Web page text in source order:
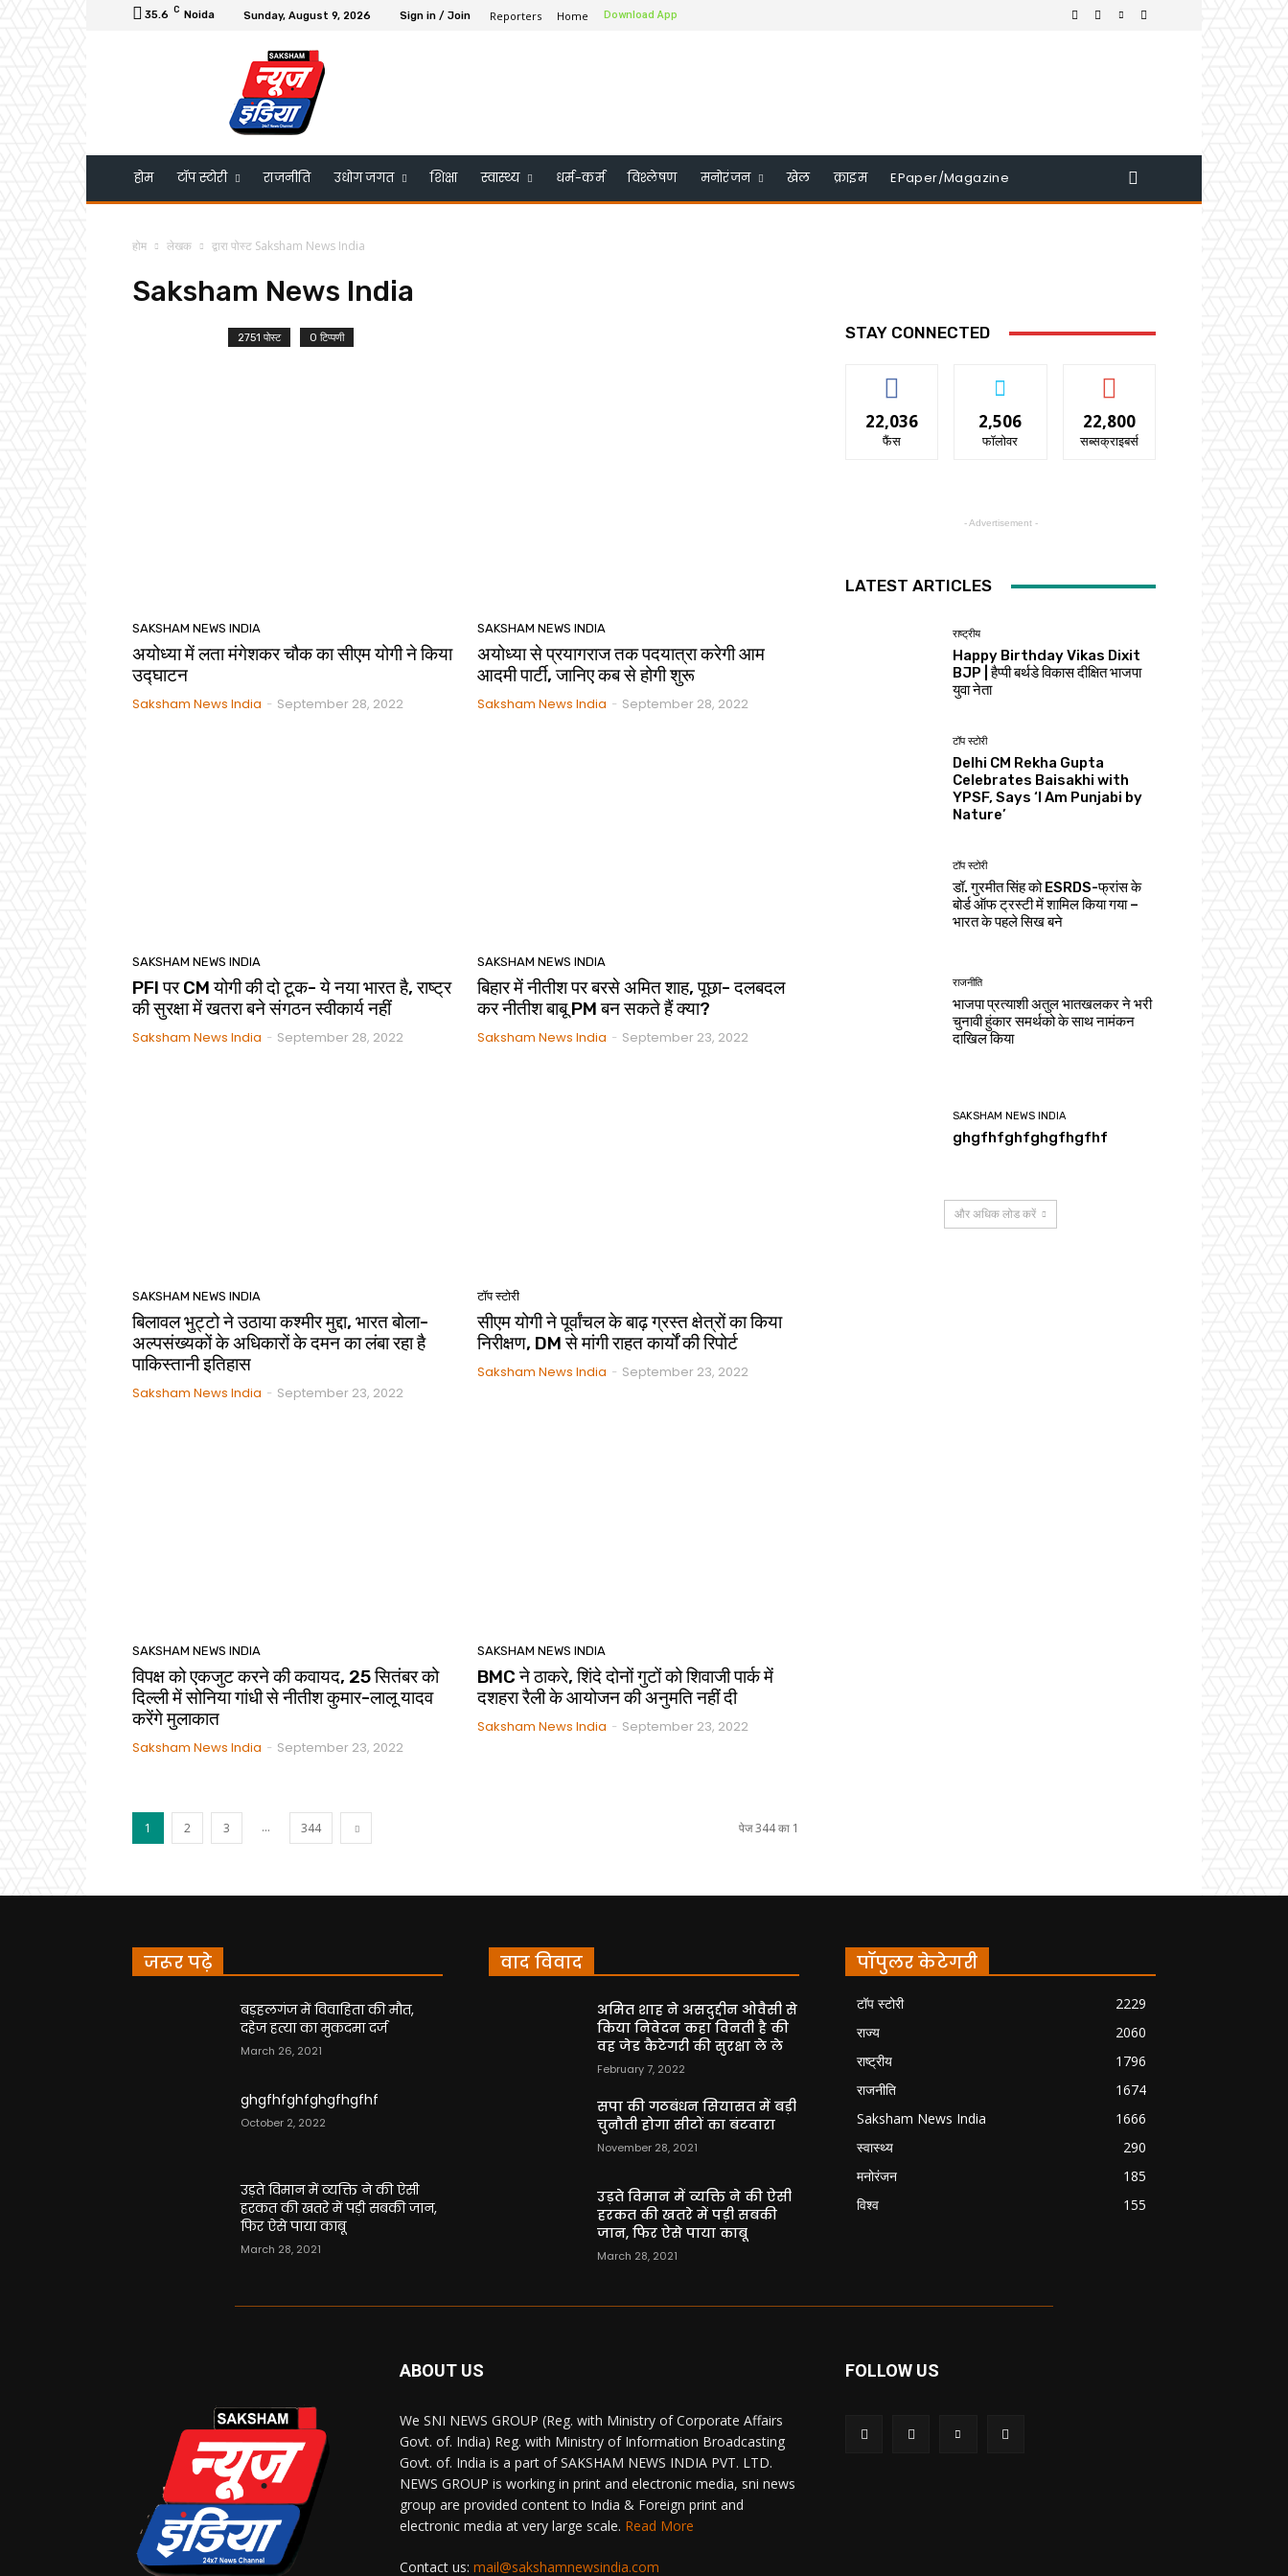
35.6 C Noida Sunday, August 9, 2026 Sign in / Join Reporters Home Download App
होम टॉप स्टोरी राजनीति उधोग जगत शिक्षा स्वास्थ्य धर्म-कर्म विश्लेषण मनोरंजन खेल क्राइम EPaper/Magazine
होम लेखक द्वारा पोस्ट Saksham News India
Saksham News India
2751 पोस्ट 0 टिप्पणी
SAKSHAM NEWS INDIA
अयोध्या में लता मंगेशकर चौक का सीएम योगी ने किया
उद्घाटन
Saksham News India - September 28, 2022
SAKSHAM NEWS INDIA
अयोध्या से प्रयागराज तक पदयात्रा करेगी आम
आदमी पार्टी, जानिए कब से होगी शुरू
Saksham News India - September 28, 2022
SAKSHAM NEWS INDIA
PFI पर CM योगी की दो टूक- ये नया भारत है, राष्ट्र
की सुरक्षा में खतरा बने संगठन स्वीकार्य नहीं
Saksham News India - September 28, 2022
SAKSHAM NEWS INDIA
बिहार में नीतीश पर बरसे अमित शाह, पूछा- दलबदल
कर नीतीश बाबू PM बन सकते हैं क्या?
Saksham News India - September 23, 2022
SAKSHAM NEWS INDIA
बिलावल भुट्टो ने उठाया कश्मीर मुद्दा, भारत बोला-
अल्पसंख्यकों के अधिकारों के दमन का लंबा रहा है
पाकिस्तानी इतिहास
Saksham News India - September 23, 2022
टॉप स्टोरी
सीएम योगी ने पूर्वांचल के बाढ़ ग्रस्त क्षेत्रों का किया
निरीक्षण, DM से मांगी राहत कार्यों की रिपोर्ट
Saksham News India - September 23, 2022
SAKSHAM NEWS INDIA
विपक्ष को एकजुट करने की कवायद, 25 सितंबर को
दिल्ली में सोनिया गांधी से नीतीश कुमार-लालू यादव
करेंगे मुलाकात
Saksham News India - September 23, 2022
SAKSHAM NEWS INDIA
BMC ने ठाकरे, शिंदे दोनों गुटों को शिवाजी पार्क में
दशहरा रैली के आयोजन की अनुमति नहीं दी
Saksham News India - September 23, 2022
1 2 3 ... 344 पेज 344 का 1
STAY CONNECTED
22,036
फैंस
2,506
फॉलोवर
22,800
सब्सक्राइबर्स
- Advertisement -
LATEST ARTICLES
राष्ट्रीय
Happy Birthday Vikas Dixit
BJP | हैप्पी बर्थडे विकास दीक्षित भाजपा
युवा नेता
टॉप स्टोरी
Delhi CM Rekha Gupta
Celebrates Baisakhi with
YPSF, Says ‘I Am Punjabi by
Nature’
टॉप स्टोरी
डॉ. गुरमीत सिंह को ESRDS-फ्रांस के
बोर्ड ऑफ ट्रस्टी में शामिल किया गया –
भारत के पहले सिख बने
राजनीति
भाजपा प्रत्याशी अतुल भातखलकर ने भरी
चुनावी हुंकार समर्थको के साथ नामंकन
दाखिल किया
SAKSHAM NEWS INDIA
ghgfhfghfghgfhgfhf
और अधिक लोड करें
जरूर पढ़े
बड़हलगंज में विवाहिता की मौत,
दहेज हत्या का मुकदमा दर्ज
March 26, 2021
ghgfhfghfghgfhgfhf
October 2, 2022
उड़ते विमान में व्यक्ति ने की ऐसी
हरकत की खतरे में पड़ी सबकी जान,
फिर ऐसे पाया काबू
March 28, 2021
वाद विवाद
अमित शाह ने असदुद्दीन ओवैसी से
किया निवेदन कहा विनती है की
वह जेड कैटेगरी की सुरक्षा ले ले
February 7, 2022
सपा की गठबंधन सियासत में बड़ी
चुनौती होगा सीटों का बंटवारा
November 28, 2021
उड़ते विमान में व्यक्ति ने की ऐसी
हरकत की खतरे में पड़ी सबकी
जान, फिर ऐसे पाया काबू
March 28, 2021
पॉपुलर केटेगरी
टॉप स्टोरी
2229
राज्य
2060
राष्ट्रीय
1796
राजनीति
1674
Saksham News India
1666
स्वास्थ्य
290
मनोरंजन
185
विश्व
155
ABOUT US
We SNI NEWS GROUP (Reg. with Ministry of Corporate Affairs
Govt. of. India) Reg. with Ministry of Information Broadcasting
Govt. of. India is a part of SAKSHAM NEWS INDIA PVT. LTD.
NEWS GROUP is working in print and electronic media, sni news
group are provided content to India & Foreign print and
electronic media at very large scale. Read More
Contact us: mail@sakshamnewsindia.com
FOLLOW US